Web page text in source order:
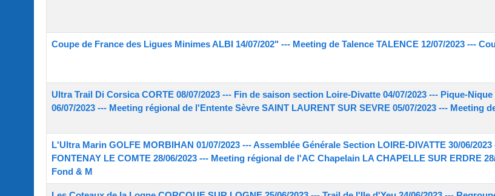
Coupe de France des Ligues Minimes ALBI 14/07/202" --- Meeting de Talence TALENCE 12/07/2023 ---
Ultra Trail Di Corsica CORTE 08/07/2023 --- Fin de saison section Loire-Divatte 04/07/2023 --- Pique-
06/07/2023 --- Meeting régional de l'Entente Sèvre SAINT LAURENT SUR SEVRE 05/07/2023 --- Meeting
L'Ultra Marin GOLFE MORBIHAN 01/07/2023 --- Assemblée Générale Section LOIRE-DIVATTE 30/06/
FONTENAY LE COMTE 28/06/2023 --- Meeting régional de l'AC Chapelain LA CHAPELLE SUR ERDRE
Fond & M